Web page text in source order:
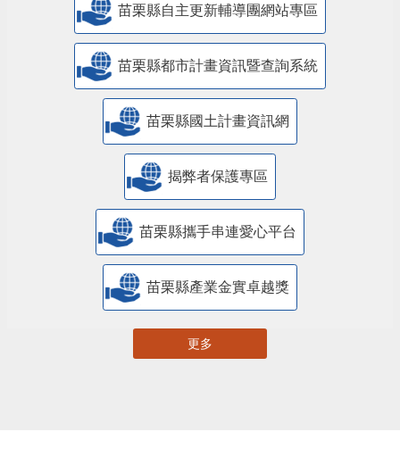
苗栗縣自主更新輔導團網站專區
苗栗縣都市計畫資訊暨查詢系統
苗栗縣國土計畫資訊網
揭弊者保護專區
苗栗縣攜手串連愛心平台
苗栗縣產業金實卓越獎
更多